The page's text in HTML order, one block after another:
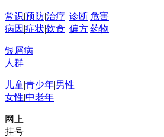
常识|预防|治疗| 诊断|危害
病因 |症状|饮食| 偏方|药物
银屑病
人群
儿童|青少年|男性
女性|中老年
网上
挂号